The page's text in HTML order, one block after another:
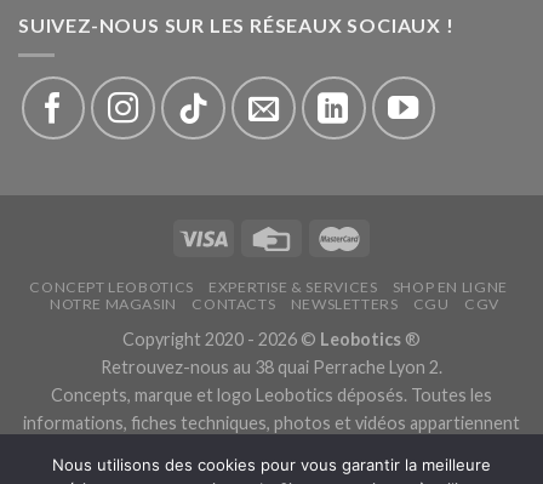
SUIVEZ-NOUS SUR LES RÉSEAUX SOCIAUX !
CONCEPT LEOBOTICS EXPERTISE & SERVICES
SHOP EN LIGNE
NOTRE MAGASIN
CONTACTS NEWSLETTERS CGU CGV
Copyright 2020 - 2026 © Leobotics ®
Retrouvez-nous au 38 quai Perrache Lyon 2.
Concepts, marque et logo Leobotics déposés. Toutes les
informations, fiches techniques, photos et vidéos appartiennent
Les traductions sont automatiques, veuillez nous excuser pour
Nous utilisons des cookies pour vous garantir la meilleure